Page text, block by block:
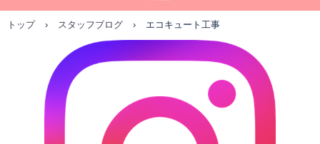
トップ › スタッフブログ › エコキュート工事